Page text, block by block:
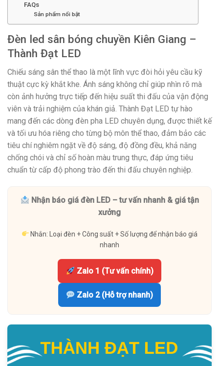
FAQs
Sản phẩm nổi bật
Đèn led sân bóng chuyền Kiên Giang –
Thành Đạt LED
Chiếu sáng sân thể thao là một lĩnh vực đòi hỏi yêu cầu kỹ
thuật cực kỳ khắt khe. Ánh sáng không chỉ giúp nhìn rõ mà
còn ảnh hưởng trực tiếp đến hiệu suất thi đấu của vận động
viên và trải nghiệm của khán giả. Thành Đạt LED tự hào
mang đến các dòng đèn pha LED chuyên dụng, được thiết kế
và tối ưu hóa riêng cho từng bộ môn thể thao, đảm bảo các
tiêu chí nghiêm ngặt về độ sáng, độ đồng đều, khả năng
chống chói và chỉ số hoàn màu trung thực, đáp ứng tiêu
chuẩn từ cấp độ phong trào đến thi đấu chuyên nghiệp.
Nhận báo giá đèn LED – tư vấn nhanh & giá tận
xưởng
Nhắn: Loại đèn + Công suất + Số lượng để nhận báo giá
nhanh
Zalo 1 (Tư vấn chính)
Zalo 2 (Hỗ trợ nhanh)